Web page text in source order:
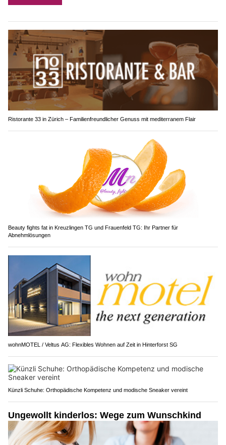
Ristorante 33 in Zürich – Familienfreundlicher Genuss mit mediterranem Flair
Beauty fights fat in Kreuzlingen TG und Frauenfeld TG: Ihr Partner für
Abnehmlösungen
wohnMOTEL / Veltus AG: Flexibles Wohnen auf Zeit in Hinterforst SG
Künzli Schuhe: Orthopädische Kompetenz und modische Sneaker vereint
Ungewollt kinderlos: Wege zum Wunschkind